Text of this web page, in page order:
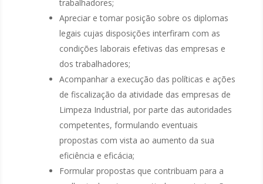
trabalhadores;
Apreciar e tomar posição sobre os diplomas
legais cujas disposições interfiram com as
condições laborais efetivas das empresas e
dos trabalhadores;
Acompanhar a execução das políticas e ações
de fiscalização da atividade das empresas de
Limpeza Industrial, por parte das autoridades
competentes, formulando eventuais
propostas com vista ao aumento da sua
eficiência e eficácia;
Formular propostas que contribuam para a